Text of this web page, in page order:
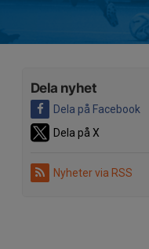
Dela nyhet
Dela på Facebook
Dela på X
Nyheter via RSS